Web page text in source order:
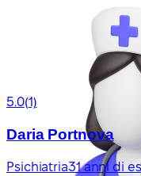
5.0(1)
Daria Portnova
Psichiatria31 anni di